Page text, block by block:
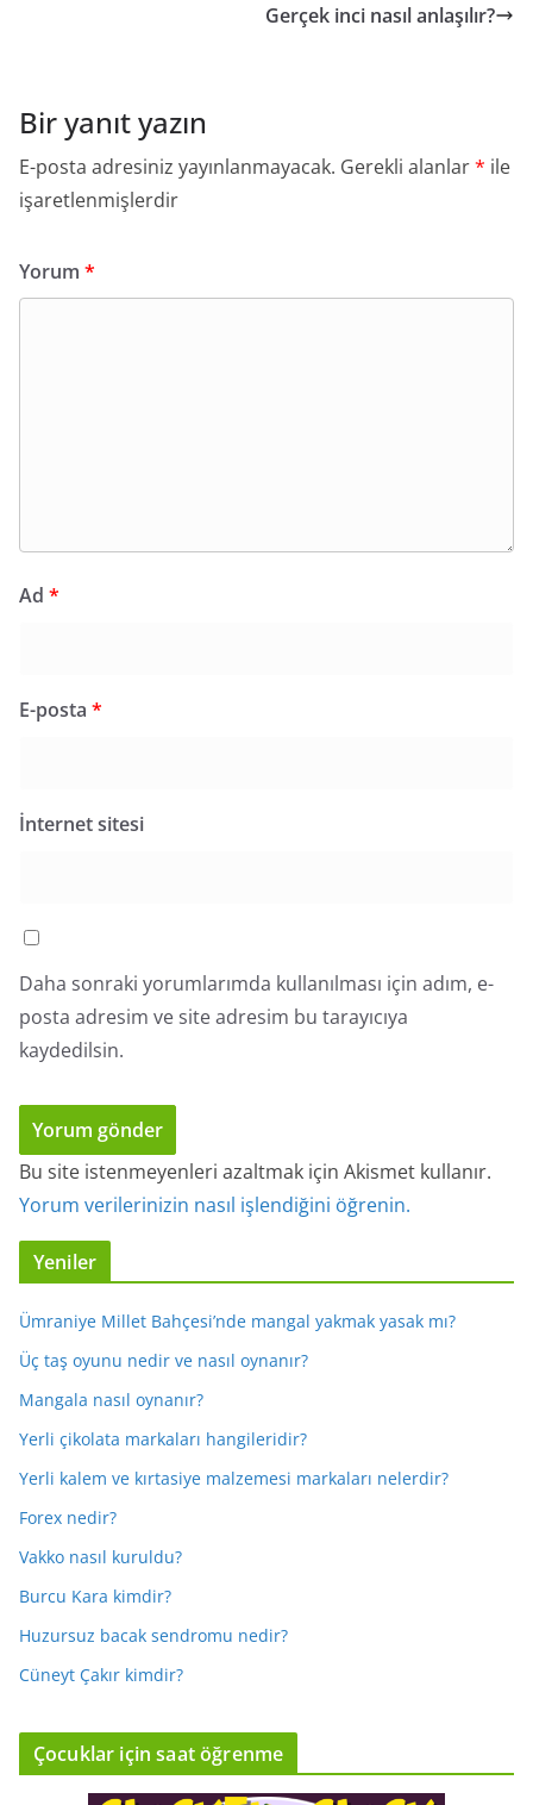
Gerçek inci nasıl anlaşılır?
Bir yanıt yazın
E-posta adresiniz yayınlanmayacak. Gerekli alanlar* ile
işaretlenmişlerdir
Yorum *
Ad *
E-posta *
İnternet sitesi
Daha sonraki yorumlarımda kullanılması için adım, e-
posta adresim ve site adresim bu tarayıcıya
kaydedilsin.
Bu site istenmeyenleri azaltmak için Akismet kullanır.
Yorum verilerinizin nasıl işlendiğini öğrenin.
Yeniler
Ümraniye Millet Bahçesi’nde mangal yakmak yasak mı?
Üç taş oyunu nedir ve nasıl oynanır?
Mangala nasıl oynanır?
Yerli çikolata markaları hangileridir?
Yerli kalem ve kırtasiye malzemesi markaları nelerdir?
Forex nedir?
Vakko nasıl kuruldu?
Burcu Kara kimdir?
Huzursuz bacak sendromu nedir?
Cüneyt Çakır kimdir?
Çocuklar için saat öğrenme